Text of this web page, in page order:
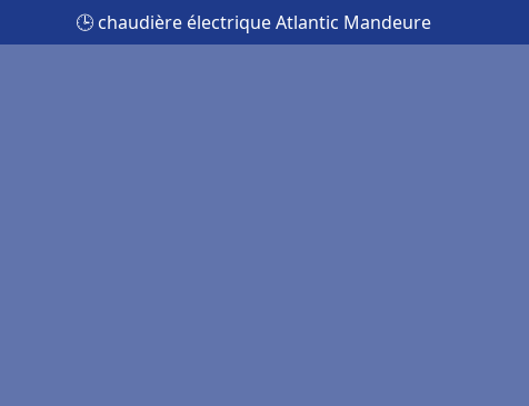
🕒 chaudière électrique Atlantic Mandeure